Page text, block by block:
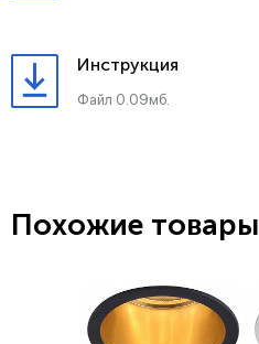
Инструкция
Файл 0.09мб.
Похожие товары